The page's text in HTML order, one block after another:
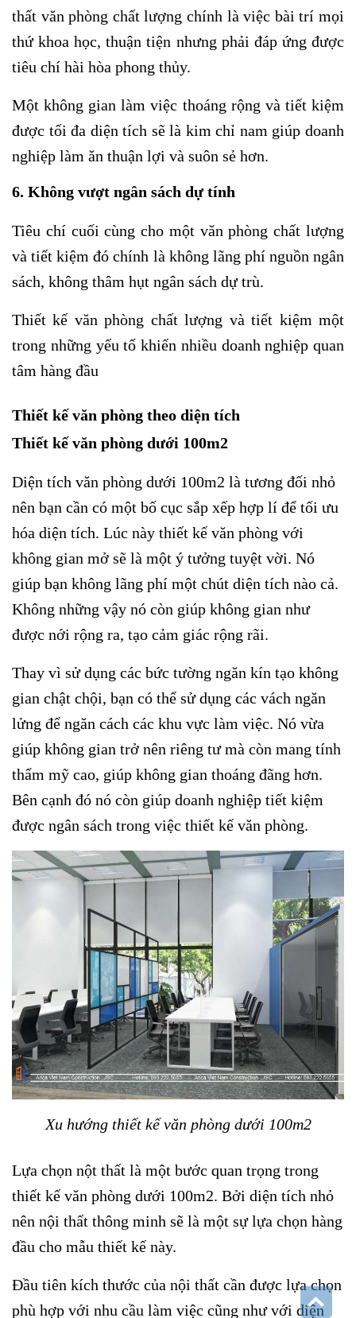
thất văn phòng chất lượng chính là việc bài trí mọi
thứ khoa học, thuận tiện nhưng phải đáp ứng được
tiêu chí hài hòa phong thủy.
Một không gian làm việc thoáng rộng và tiết kiệm
được tối đa diện tích sẽ là kim chỉ nam giúp doanh
nghiệp làm ăn thuận lợi và suôn sẻ hơn.
6. Không vượt ngân sách dự tính
Tiêu chí cuối cùng cho một văn phòng chất lượng
và tiết kiệm đó chính là không lãng phí nguồn ngân
sách, không thâm hụt ngân sách dự trù.
Thiết kế văn phòng chất lượng và tiết kiệm một
trong những yếu tố khiến nhiều doanh nghiệp quan
tâm hàng đầu
Thiết kế văn phòng theo diện tích
Thiết kế văn phòng dưới 100m2
Diện tích văn phòng dưới 100m2 là tương đối nhỏ
nên bạn cần có một bố cục sắp xếp hợp lí để tối ưu
hóa diện tích. Lúc này thiết kế văn phòng với
không gian mở sẽ là một ý tưởng tuyệt vời. Nó
giúp bạn không lãng phí một chút diện tích nào cả.
Không những vậy nó còn giúp không gian như
được nới rộng ra, tạo cảm giác rộng rãi.
Thay vì sử dụng các bức tường ngăn kín tạo không
gian chật chội, bạn có thể sử dụng các vách ngăn
lửng để ngăn cách các khu vực làm việc. Nó vừa
giúp không gian trở nên riêng tư mà còn mang tính
thẩm mỹ cao, giúp không gian thoáng đãng hơn.
Bên cạnh đó nó còn giúp doanh nghiệp tiết kiệm
được ngân sách trong việc thiết kế văn phòng.
Xu hướng thiết kế văn phòng dưới 100m2
Lựa chọn nột thất là một bước quan trọng trong
thiết kế văn phòng dưới 100m2. Bởi diện tích nhỏ
nên nội thất thông minh sẽ là một sự lựa chọn hàng
đầu cho mẫu thiết kế này.
Đầu tiên kích thước của nội thất cần được lựa chọn
phù hợp với nhu cầu làm việc cũng như với diện